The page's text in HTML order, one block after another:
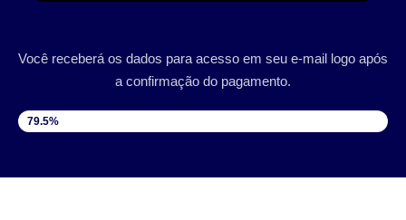
Você receberá os dados para acesso em seu e-mail logo após
a confirmação do pagamento.
VAGAS DISPONÍVEIS
79.5%